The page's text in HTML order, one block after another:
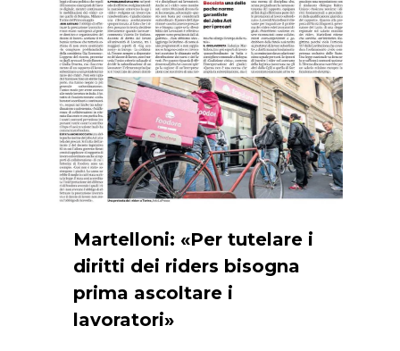
Martelloni: «Per tutelare i
diritti dei riders bisogna
prima ascoltare i
lavoratori»